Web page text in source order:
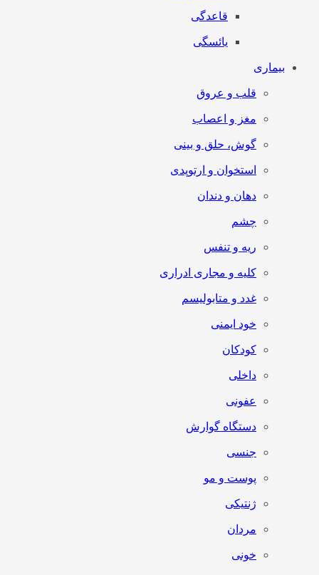
قاعدگی
یائسگی
بیماری
قلب و عروق
مغز و اعصاب
گوش، حلق و بینی
استخوان و ارتوپدی
دهان و دندان
چشم
ریه و تنفس
کلیه و مجاری ادراری
غدد و متابولیسم
خود ایمنی
کودکان
داخلی
عفونی
دستگاه گوارش
جنسی
پوست و مو
ژنتیکی
مردان
خونی